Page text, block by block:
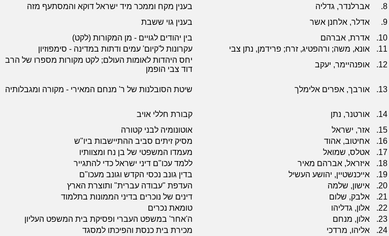
8.
אברלנדר, גדליה בענין מקח וממכר מיד ישראל דוקא והמסתעף מזה
9.
אדלר, אלחנן אשר בענין גוי ששבת
10.
אדרת, אברהם בין יהודים לגויים - מן המקורות (לקט)
11.
אונא, משה; ורהפטיג, זרח; פרידמן, נתן צבי עקרונות ל'קיום' עמים ודתות במדינה - סימפוזיון
12.
אופנהיימר, יעקב
יחס היהדות לאומות העולם; לקט מקורות מספרו של הרב
דוד צבי הופמן
13. אורבך, אפרים אלימלך שיטת הסובלנות של ר' מנחם המאירי - מקורה ומגבלותיה
14.
אורטנר, נתן קבורת חללי אויב
15.
אזר, ישראל אוטונומיה לבני קטורה
16.
אחיטוב, אהוד מסיק זיתים סביב ההתיישבות ביו"ש
17.
אטלס, שמואל מעמדו המשפטי של בן נח ומצוותיו
18.
איזראל, אברהם מאיר ללמד עכו"ם דיני ישראל כדי להתגייר
19.
אייכנשטיין, יהושע העשיל בדין גונב נכסי הקדש וגונב מעכו"ם
20.
אישון, שלמה העדפת "עבודה עברית" ותוצרת הארץ
21.
אלבק, שלום דינים של נוכרים בדיני הממונות בתלמוד
22.
אלון, גדליהו טומאת נכרים
23.
אלון, מנחם ה'אחר' במשפט העברי ופסיקת בית המשפט העליון
24.
אליהו, מרדכי מכירת בית כנסת והפיכתו למסגד